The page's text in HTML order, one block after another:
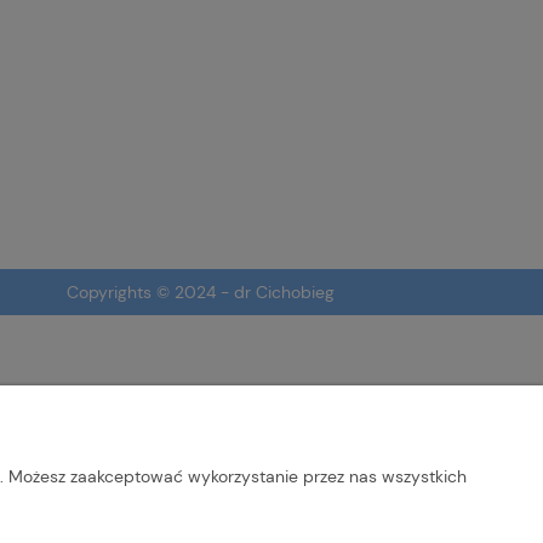
Copyrights © 2024 - dr Cichobieg
zaakceptować wykorzystanie przez nas wszystkich